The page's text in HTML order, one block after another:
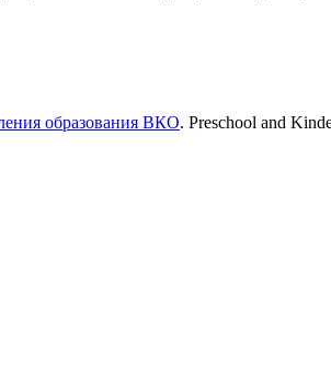
образования ВКО. Preschool and